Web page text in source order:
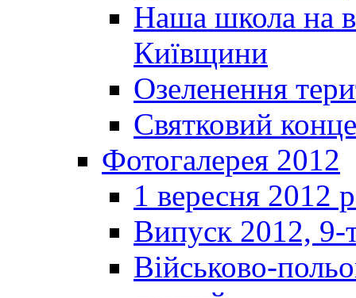
Наша школа на
Київщини
Озеленення
Святковий
Фотогалерея 2012
1 вересня 2012
Випуск 2012, 9-
Військово-